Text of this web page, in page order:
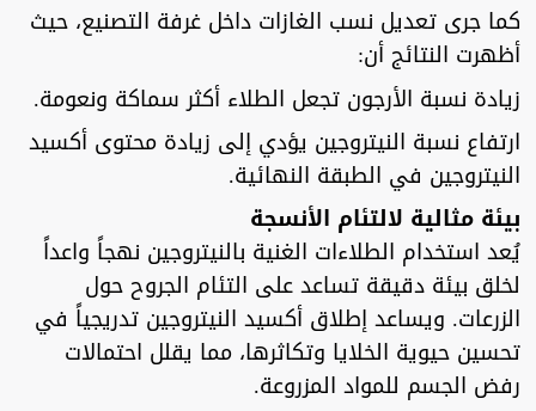
كما جرى تعديل نسب الغازات داخل غرفة التصنيع، حيث
أظهرت النتائج أن:
زيادة نسبة الأرجون تجعل الطلاء أكثر سماكة ونعومة.
ارتفاع نسبة النيتروجين يؤدي إلى زيادة محتوى أكسيد
النيتروجين في الطبقة النهائية.
بيئة مثالية لالتئام الأنسجة
يُعد استخدام الطلاءات الغنية بالنيتروجين نهجاً واعداً
لخلق بيئة دقيقة تساعد على التئام الجروح حول
الزرعات. ويساعد إطلاق أكسيد النيتروجين تدريجياً في
تحسين حيوية الخلايا وتكاثرها، مما يقلل احتمالات
رفض الجسم للمواد المزروعة.